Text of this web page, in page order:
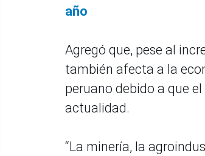
año
Agregó que, pese al
también afecta a la
peruano debido a que
actualidad.
“La minería, la